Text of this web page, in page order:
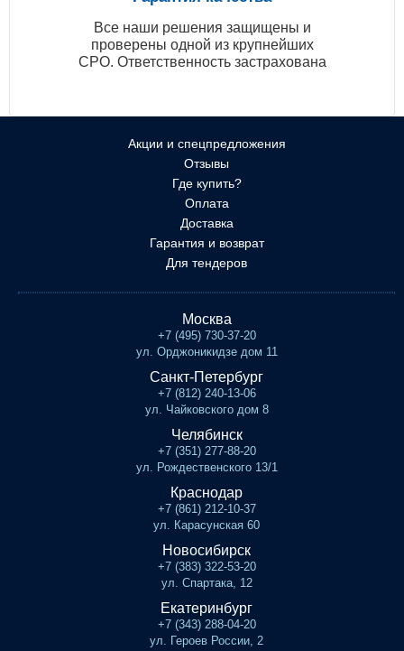
Все наши решения защищены и
проверены одной из крупнейших
СРО. Ответственность застрахована
Акции и спецпредложения
Отзывы
Где купить?
Оплата
Доставка
Гарантия и возврат
Для тендеров
Москва
+7 (495) 730-37-20
ул. Орджоникидзе дом 11
Санкт-Петербург
+7 (812) 240-13-06
ул. Чайковского дом 8
Челябинск
+7 (351) 277-88-20
ул. Рождественского 13/1
Краснодар
+7 (861) 212-10-37
ул. Карасунская 60
Новосибирск
+7 (383) 322-53-20
ул. Спартака, 12
Екатеринбург
+7 (343) 288-04-20
ул. Героев России, 2